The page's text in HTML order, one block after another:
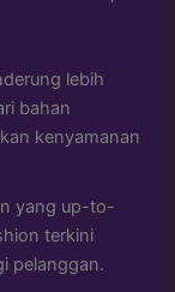
lebih
bahan
kenyamanan
yang up-to-
terkini
pelanggan.